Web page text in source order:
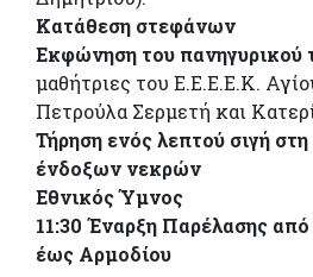
Κατάθεση στεφάνων
Εκφώνηση του πανηγυρικού
μαθήτριες του Ε.Ε.Ε.Ε.Κ.
Πετρούλα Σερμετή και
Τήρηση ενός λεπτού σιγή
ένδοξων νεκρών
Εθνικός Ύμνος
11:30 Έναρξη Παρέλασης
έως Αρμοδίου